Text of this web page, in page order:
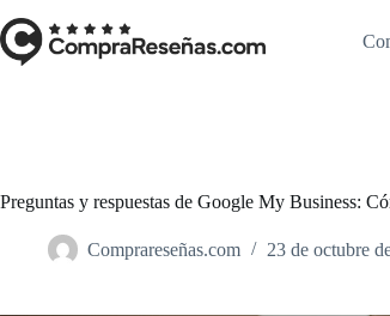
al
contenido
Preguntas y respuestas de Google My Business:
Comprareseñas.com 23 de octubre